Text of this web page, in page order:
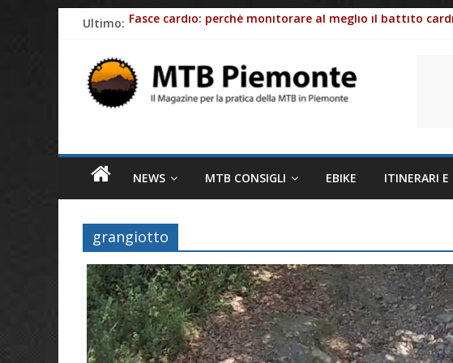
content
Ultimo: Fasce cardio: perchè monitorare al meglio il battito
Batterie e-Bike: gli impatti ambientali
Ciclismo e allergie primaverili: 8 consigli per evitare
MTB
Piemonte
Il
magazine
pratica
della
MTB
in
Piemonte
NEWS MTB CONSIGLI EBIKE ITINERARI E
grangiotto